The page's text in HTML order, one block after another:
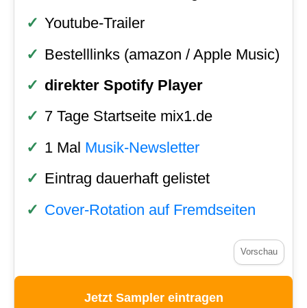
Vorschau
Youtube-Trailer
Bestelllinks (amazon / Apple Music)
direkter Spotify Player
7 Tage Startseite mix1.de
1 Mal Musik-Newsletter
Eintrag dauerhaft gelistet
Cover-Rotation auf Fremdseiten
Jetzt Sampler eintragen